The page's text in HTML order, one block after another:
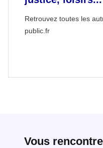
Retrouvez toutes les
public.fr
Vous